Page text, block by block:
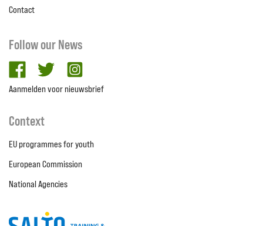
Contact
Follow our News
facebooktwitter
Aanmelden voor nieuwsbrief
Context
EU programmes for youth
European Commission
National Agencies